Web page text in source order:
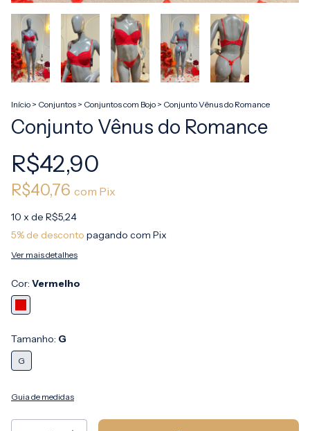
Início > Conjuntos > Conjuntos com Bojo > Conjunto Vênus do Romance
Conjunto Vênus do Romance
R$42,90
R$40,76 com Pix
10 x de R$5,24
5% de desconto pagando com Pix
Ver mais detalhes
Cor: Vermelho
Tamanho: G
G
Guia de medidas